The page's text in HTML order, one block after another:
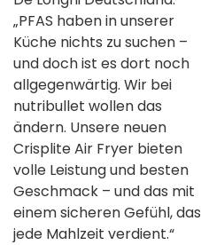
„PFAS haben in unserer
Küche nichts zu suchen –
und doch ist es dort noch
allgegenwärtig. Wir bei
nutribullet wollen das
ändern. Unsere neuen
Crisplite Air Fryer bieten
volle Leistung und besten
Geschmack – und das mit
einem sicheren Gefühl, das
jede Mahlzeit verdient.“